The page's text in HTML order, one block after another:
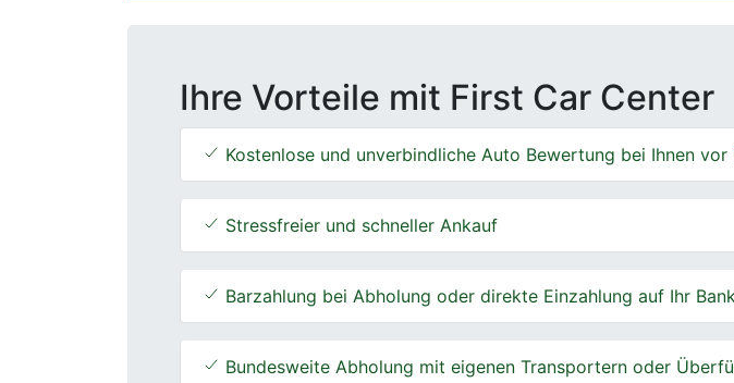
Ihre Vorteile mit First Car Center
Kostenlose und unverbindliche Auto Bewertung bei Ihnen vor
Stressfreier und schneller Ankauf
Barzahlung bei Abholung oder direkte Einzahlung auf Ihr
Bundesweite Abholung mit eigenen Transportern oder